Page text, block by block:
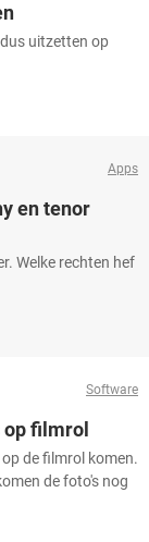
uitzetten op
Apps
en tenor
Welke rechten hef
Software
filmrol
de filmrol komen.
de foto's nog